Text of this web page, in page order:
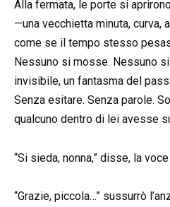
Alla fermata, le porte si
—una vecchietta minuta, curva,
come se il tempo stesso
Nessuno si mosse. Nessuno
invisibile, un fantasma del
Senza esitare. Senza parole.
qualcuno dentro di lei avesse
“Si sieda, nonna,” disse, la
“Grazie, piccola…” sussurrò